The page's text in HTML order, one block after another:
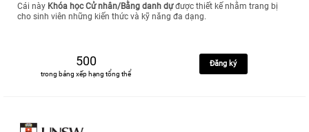
Cái này Khóa học Cử nhân/Bằng danh dựđược thiết kế nhằm trang bị
cho sinh viên những kiến thức và kỹ năng đa dạng.
500
trong bảng xếp hạng tổng thể
Đăng ký